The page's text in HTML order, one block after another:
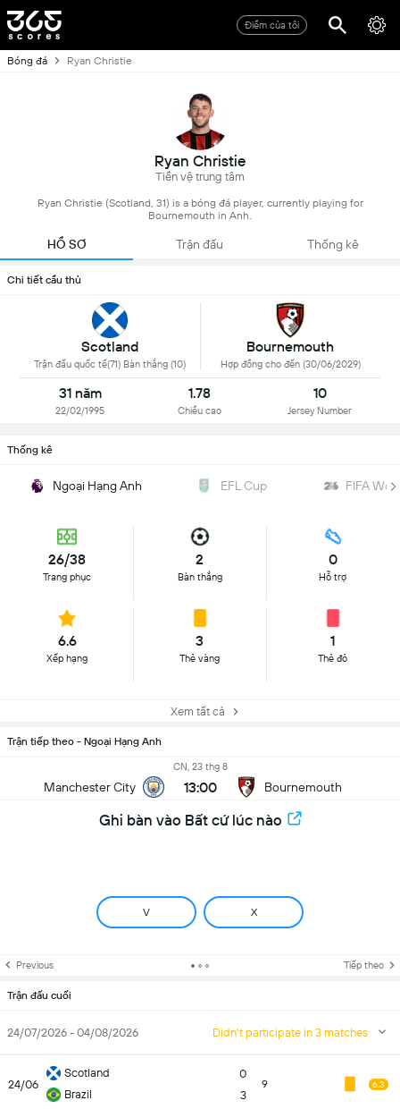
Điểm của tôi
Bóng đá Ryan Christie
Ryan Christie
Tiền vệ trung tâm
Ryan Christie (Scotland, 31) is a bóng đá player, currently playing for
Bournemouth in Anh.
HỒ SƠ Trận đấu Thống kê
Chi tiết cầu thủ
Scotland
Trận đấu quốc tế(71) Bàn thắng (10)
Bournemouth
Hợp đồng cho đến (30/06/2029)
31 năm
22/02/1995
1.78
Chiều cao
10
Jersey Number
Thống kê
Ngoại Hạng Anh EFL Cup FIFA
26/38
Trang phục
2
Bàn thắng
0
Hỗ trợ
6.6
Xếp hạng
3
Thẻ vàng
1
Thẻ đỏ
Xem tất cả
Trận tiếp theo - Ngoại Hạng Anh
Manchester City
CN, 23 thg 8
13:00 Bournemouth
Ghi bàn vào Bất cứ lúc nào
V X
Previous Tiếp theo
Trận đấu cuối
24/07/2026 - 04/08/2026 Didn't participate in 3 matches
24/06
Scotland
Brazil
0
3
9 6.3